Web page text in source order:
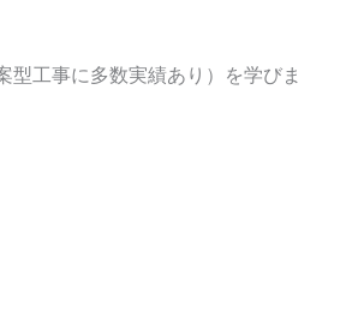
工事に多数実績あり）を学びま